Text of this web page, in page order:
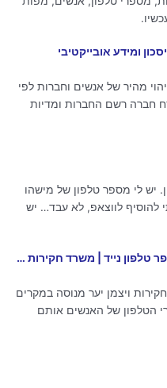
ומידע אובייקטיבי
מהיר של אנשים וחברות לפי
חברה רשם החברות ומדיות
יש לי מספר טלפון של מישהו
להוסיף לווצאפ, לא עבד… יש
טלפון נייד | משרד חקירות …
ויצמן יער מנוסה במקרים
הטלפון של האנשים אותם